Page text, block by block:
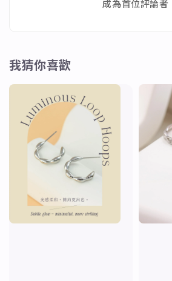
成為首位評論者
我猜你喜歡